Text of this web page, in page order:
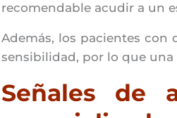
recomendable acudir a un
Además, los pacientes con
sensibilidad, por lo que
Señales de